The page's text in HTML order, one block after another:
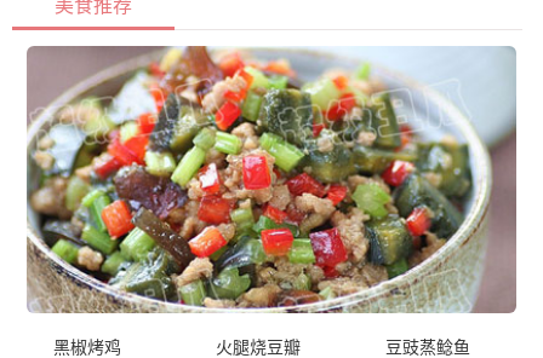
美食推荐
黑椒烤鸡 火腿烧豆瓣 豆豉蒸鲶鱼